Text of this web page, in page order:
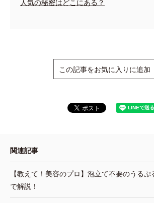
人気の秘密はどこにある？
この記事をお気に入りに追加
関連記事
【教えて！美容のプロ】泡立て不要のうる
で解説！